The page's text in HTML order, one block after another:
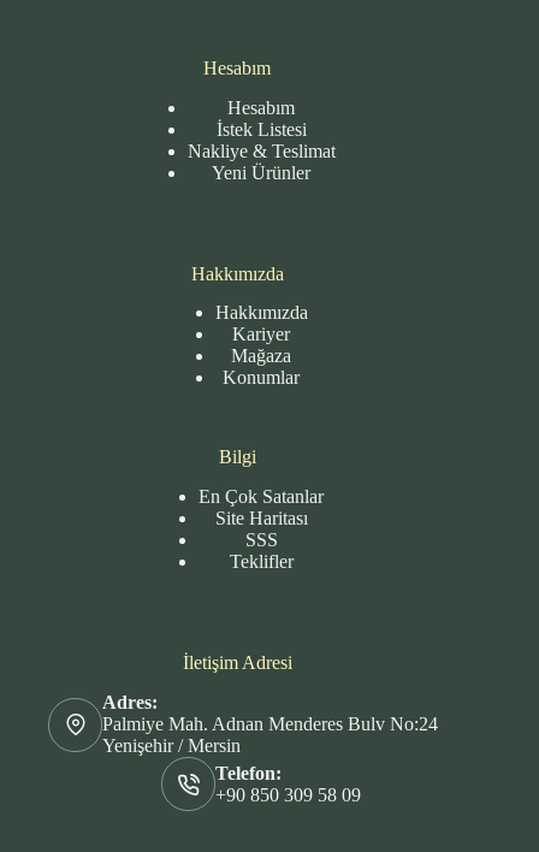
Hesabım
Hesabım
İstek Listesi
Nakliye & Teslimat
Yeni Ürünler
Hakkımızda
Hakkımızda
Kariyer
Mağaza
Konumlar
Bilgi
En Çok Satanlar
Site Haritası
SSS
Teklifler
İletişim Adresi
Adres:
Palmiye Mah. Adnan Menderes Bulv No:24
Yenişehir / Mersin
Telefon:
+90 850 309 58 09